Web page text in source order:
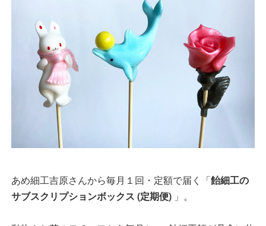
あめ細工吉原さんから毎月１回・定額で届く「飴細工の
サブスクリプションボックス (定期便) 」。